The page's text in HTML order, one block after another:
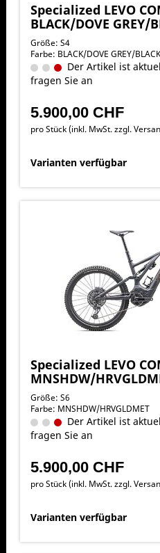
Specialized LEVO
BLACK/DOVE GREY/
Größe: S4
Farbe: BLACK/DOVE GREY/BLACK
Der Artikel ist
fragen Sie an
5.900,00 CHF
pro Stück (inkl. MwSt. zzgl.
Varianten verfügbar
Specialized LEVO
MNSHDW/
Größe: S6
Farbe: MNSHDW/HRVGLDMET
Der Artikel ist
fragen Sie an
5.900,00 CHF
pro Stück (inkl. MwSt. zzgl.
Varianten verfügbar